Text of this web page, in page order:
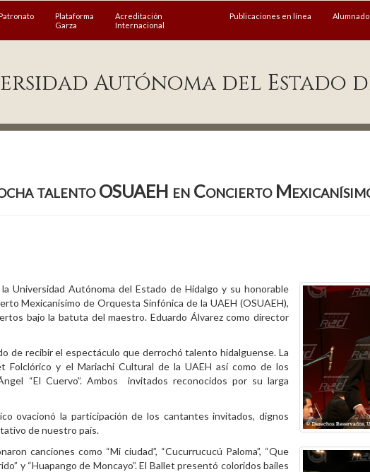
Patronato
Plataforma
Garza
Acreditación
Internacional
Publicaciones en línea Alumnado
Autónoma del Estado
talento OSUAEH en Concierto
Universidad Autónoma del Estado de Hidalgo y su honorable
Mexicanísimo de Orquesta Sinfónica de la UAEH (OSUAEH),
bajo la batuta del maestro. Eduardo Álvarez como director
de recibir el espectáculo que derrochó talento hidalguense. La
Folclórico y el Mariachi Cultural de la UAEH así como de los
“El Cuervo”. Ambos invitados reconocidos por su larga
ovacionó la participación de los cantantes invitados, dignos
de nuestro país.
canciones como “Mi ciudad”, “Cucurrucucú Paloma”, “Que
y “Huapango de Moncayo”. El Ballet presentó coloridos bailes